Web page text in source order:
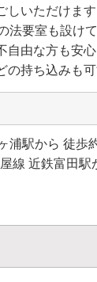
いただけま
要室も設
由な方も安
持ち込みも可
駅から 徒
線 近鉄富田